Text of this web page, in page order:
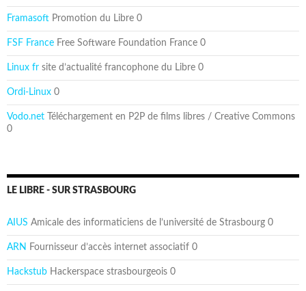
Framasoft Promotion du Libre 0
FSF France Free Software Foundation France 0
Linux fr site d’actualité francophone du Libre 0
Ordi-Linux 0
Vodo.net Téléchargement en P2P de films libres / Creative Commons
0
LE LIBRE - SUR STRASBOURG
AIUS Amicale des informaticiens de l’université de Strasbourg 0
ARN Fournisseur d’accès internet associatif 0
Hackstub Hackerspace strasbourgeois 0